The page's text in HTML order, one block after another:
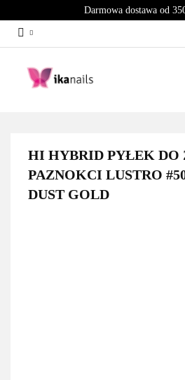
Darmowa dostawa od
HI HYBRID PYŁEK DO
PAZNOKCI LUSTRO
DUST GOLD